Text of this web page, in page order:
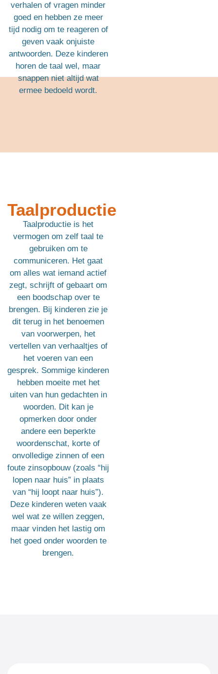
verhalen of vragen minder
goed en hebben ze meer
tijd nodig om te reageren of
geven vaak onjuiste
antwoorden. Deze kinderen
horen de taal wel, maar
snappen niet altijd wat
ermee bedoeld wordt.
Taalproductie
Taalproductie is het
vermogen om zelf taal te
gebruiken om te
communiceren. Het gaat
om alles wat iemand actief
zegt, schrijft of gebaart om
een boodschap over te
brengen. Bij kinderen zie je
dit terug in het benoemen
van voorwerpen, het
vertellen van verhaaltjes of
het voeren van een
gesprek. Sommige kinderen
hebben moeite met het
uiten van hun gedachten in
woorden. Dit kan je
opmerken door onder
andere een beperkte
woordenschat, korte of
onvolledige zinnen of een
foute zinsopbouw (zoals “hij
lopen naar huis” in plaats
van “hij loopt naar huis”).
Deze kinderen weten vaak
wel wat ze willen zeggen,
maar vinden het lastig om
het goed onder woorden te
brengen.